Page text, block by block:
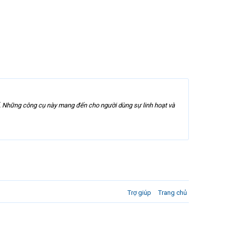
công cụ này mang đến cho người dùng sự linh hoạt và
Trợ giúp Trang chủ